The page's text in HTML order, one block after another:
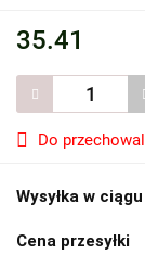
35.41
Do
Wysyłka w ciągu
Cena przesyłki